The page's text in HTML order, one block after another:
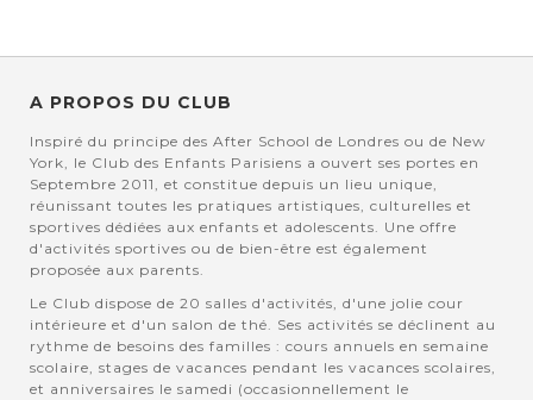
A PROPOS DU CLUB
Inspiré du principe des After School de Londres ou de New
York, le Club des Enfants Parisiens a ouvert ses portes en
Septembre 2011, et constitue depuis un lieu unique,
réunissant toutes les pratiques artistiques, culturelles et
sportives dédiées aux enfants et adolescents. Une offre
d'activités sportives ou de bien-être est également
proposée aux parents.
Le Club dispose de 20 salles d'activités, d'une jolie cour
intérieure et d'un salon de thé. Ses activités se déclinent au
rythme de besoins des familles : cours annuels en semaine
scolaire, stages de vacances pendant les vacances scolaires,
et anniversaires le samedi (occasionnellement le